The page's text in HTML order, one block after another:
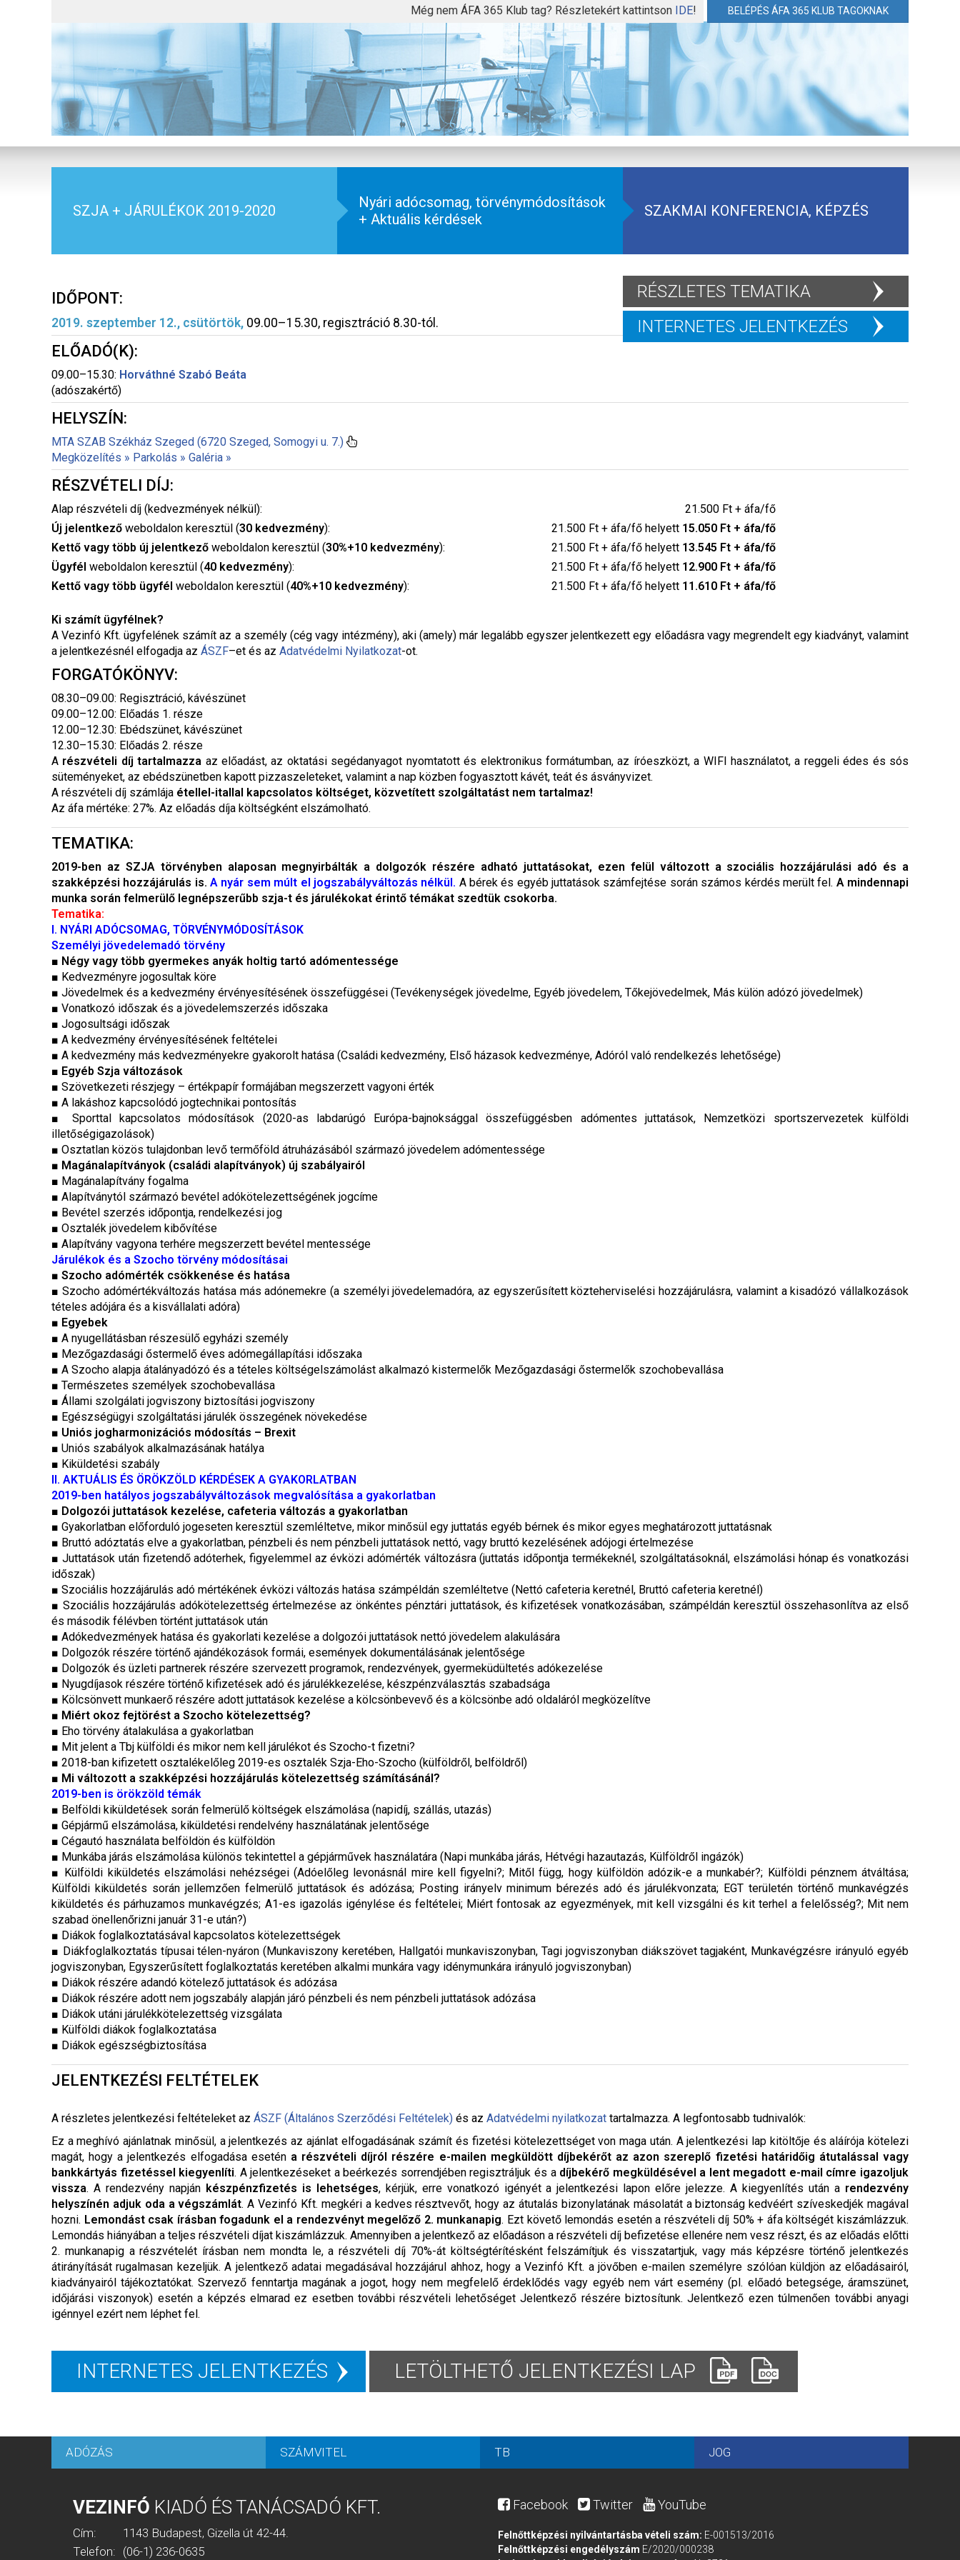
Még nem ÁFA 365 Klub tag? Részletekért kattintson IDE! BELÉPÉS ÁFA 365 KLUB TAGOKNAK
SZJA + JÁRULÉKOK 2019-2020
Nyári adócsomag, törvénymódosítások
+ Aktuális kérdések
SZAKMAI KONFERENCIA, KÉPZÉS
RÉSZLETES TEMATIKA
INTERNETES JELENTKEZÉS
IDŐPONT:
2019. szeptember 12., csütörtök, 09.00–15.30, regisztráció 8.30-tól.
ELŐADÓ(K):
09.00–15.30: Horváthné Szabó Beáta
(adószakértő)
HELYSZÍN:
MTA SZAB Székház Szeged (6720 Szeged, Somogyi u. 7.)
Megközelítés » Parkolás » Galéria »
RÉSZVÉTELI DÍJ:
Alap részvételi díj (kedvezmények nélkül):
21.500 Ft + áfa/fő
Új jelentkező weboldalon keresztül (30 kedvezmény): 21.500 Ft + áfa/fő helyett 15.050 Ft + áfa/fő
Kettő vagy több új jelentkező weboldalon keresztül (30%+10 kedvezmény): 21.500 Ft + áfa/fő helyett 13.545 Ft + áfa/fő
Ügyfél weboldalon keresztül (40 kedvezmény): 21.500 Ft + áfa/fő helyett 12.900 Ft + áfa/fő
Kettő vagy több ügyfél weboldalon keresztül (40%+10 kedvezmény): 21.500 Ft + áfa/fő helyett 11.610 Ft + áfa/fő
Ki számít ügyfélnek?
A Vezinfó Kft. ügyfelének számít az a személy (cég vagy intézmény), aki (amely) már legalább egyszer jelentkezett egy előadásra vagy megrendelt egy kiadványt, valamint
a jelentkezésnél elfogadja az ÁSZF–et és az Adatvédelmi Nyilatkozat-ot.
FORGATÓKÖNYV:
08.30–09.00: Regisztráció, kávészünet
09.00–12.00: Előadás 1. része
12.00–12.30: Ebédszünet, kávészünet
12.30–15.30: Előadás 2. része
A részvételi díj tartalmazza az előadást, az oktatási segédanyagot nyomtatott és elektronikus formátumban, az íróeszközt, a WIFI használatot, a reggeli édes és sós
süteményeket, az ebédszünetben kapott pizzaszeleteket, valamint a nap közben fogyasztott kávét, teát és ásványvizet.
A részvételi díj számlája étellel-itallal kapcsolatos költséget, közvetített szolgáltatást nem tartalmaz!
Az áfa mértéke: 27%. Az előadás díja költségként elszámolható.
TEMATIKA:
2019-ben az SZJA törvényben alaposan megnyirbálták a dolgozók részére adható juttatásokat, ezen felül változott a szociális hozzájárulási adó és a
szakképzési hozzájárulás is.A nyár sem múlt el jogszabályváltozás nélkül. A bérek és egyéb juttatások számfejtése során számos kérdés merült fel. A mindennapi
munka során felmerülő legnépszerűbb szja-t és járulékokat érintő témákat szedtük csokorba.
Tematika:
I. NYÁRI ADÓCSOMAG, TÖRVÉNYMÓDOSÍTÁSOK
Személyi jövedelemadó törvény
■ Négy vagy több gyermekes anyák holtig tartó adómentessége
■ Kedvezményre jogosultak köre
■ Jövedelmek és a kedvezmény érvényesítésének összefüggései (Tevékenységek jövedelme, Egyéb jövedelem, Tőkejövedelmek, Más külön adózó jövedelmek)
■ Vonatkozó időszak és a jövedelemszerzés időszaka
■ Jogosultsági időszak
■ A kedvezmény érvényesítésének feltételei
■ A kedvezmény más kedvezményekre gyakorolt hatása (Családi kedvezmény, Első házasok kedvezménye, Adóról való rendelkezés lehetősége)
■ Egyéb Szja változások
■ Szövetkezeti részjegy – értékpapír formájában megszerzett vagyoni érték
■ A lakáshoz kapcsolódó jogtechnikai pontosítás
■ Sporttal kapcsolatos módosítások (2020-as labdarúgó Európa-bajnoksággal összefüggésben adómentes juttatások, Nemzetközi sportszervezetek külföldi
illetőségigazolások)
■ Osztatlan közös tulajdonban levő termőföld átruházásából származó jövedelem adómentessége
■ Magánalapítványok (családi alapítványok) új szabályairól
■ Magánalapítvány fogalma
■ Alapítványtól származó bevétel adókötelezettségének jogcíme
■ Bevétel szerzés időpontja, rendelkezési jog
■ Osztalék jövedelem kibővítése
■ Alapítvány vagyona terhére megszerzett bevétel mentessége
Járulékok és a Szocho törvény módosításai
■ Szocho adómérték csökkenése és hatása
■ Szocho adómértékváltozás hatása más adónemekre (a személyi jövedelemadóra, az egyszerűsített közteherviselési hozzájárulásra, valamint a kisadózó vállalkozások
tételes adójára és a kisvállalati adóra)
■ Egyebek
■ A nyugellátásban részesülő egyházi személy
■ Mezőgazdasági őstermelő éves adómegállapítási időszaka
■ A Szocho alapja átalányadózó és a tételes költségelszámolást alkalmazó kistermelők Mezőgazdasági őstermelők szochobevallása
■ Természetes személyek szochobevallása
■ Állami szolgálati jogviszony biztosítási jogviszony
■ Egészségügyi szolgáltatási járulék összegének növekedése
■ Uniós jogharmonizációs módosítás – Brexit
■ Uniós szabályok alkalmazásának hatálya
■ Kiküldetési szabály
II. AKTUÁLIS ÉS ÖRÖKZÖLD KÉRDÉSEK A GYAKORLATBAN
2019-ben hatályos jogszabályváltozások megvalósítása a gyakorlatban
■ Dolgozói juttatások kezelése, cafeteria változás a gyakorlatban
■ Gyakorlatban előforduló jogeseten keresztül szemléltetve, mikor minősül egy juttatás egyéb bérnek és mikor egyes meghatározott juttatásnak
■ Bruttó adóztatás elve a gyakorlatban, pénzbeli és nem pénzbeli juttatások nettó, vagy bruttó kezelésének adójogi értelmezése
■ Juttatások után fizetendő adóterhek, figyelemmel az évközi adómérték változásra (juttatás időpontja termékeknél, szolgáltatásoknál, elszámolási hónap és vonatkozási
időszak)
■ Szociális hozzájárulás adó mértékének évközi változás hatása számpéldán szemléltetve (Nettó cafeteria keretnél, Bruttó cafeteria keretnél)
■ Szociális hozzájárulás adókötelezettség értelmezése az önkéntes pénztári juttatások, és kifizetések vonatkozásában, számpéldán keresztül összehasonlítva az első
és második félévben történt juttatások után
■ Adókedvezmények hatása és gyakorlati kezelése a dolgozói juttatások nettó jövedelem alakulására
■ Dolgozók részére történő ajándékozások formái, események dokumentálásának jelentősége
■ Dolgozók és üzleti partnerek részére szervezett programok, rendezvények, gyermeküdültetés adókezelése
■ Nyugdíjasok részére történő kifizetések adó és járulékkezelése, készpénzválasztás szabadsága
■ Kölcsönvett munkaerő részére adott juttatások kezelése a kölcsönbevevő és a kölcsönbe adó oldaláról megközelítve
■ Miért okoz fejtörést a Szocho kötelezettség?
■ Eho törvény átalakulása a gyakorlatban
■ Mit jelent a Tbj külföldi és mikor nem kell járulékot és Szocho-t fizetni?
■ 2018-ban kifizetett osztalékelőleg 2019-es osztalék Szja-Eho-Szocho (külföldről, belföldről)
■ Mi változott a szakképzési hozzájárulás kötelezettség számításánál?
2019-ben is örökzöld témák
■ Belföldi kiküldetések során felmerülő költségek elszámolása (napidíj, szállás, utazás)
■ Gépjármű elszámolása, kiküldetési rendelvény használatának jelentősége
■ Cégautó használata belföldön és külföldön
■ Munkába járás elszámolása különös tekintettel a gépjárművek használatára (Napi munkába járás, Hétvégi hazautazás, Külföldről ingázók)
■ Külföldi kiküldetés elszámolási nehézségei (Adóelőleg levonásnál mire kell figyelni?; Mitől függ, hogy külföldön adózik-e a munkabér?; Külföldi pénznem átváltása;
Külföldi kiküldetés során jellemzően felmerülő juttatások és adózása; Posting irányelv minimum bérezés adó és járulékvonzata; EGT területén történő munkavégzés
kiküldetés és párhuzamos munkavégzés; A1-es igazolás igénylése és feltételei; Miért fontosak az egyezmények, mit kell vizsgálni és kit terhel a felelősség?; Mit nem
szabad önellenőrizni január 31-e után?)
■ Diákok foglalkoztatásával kapcsolatos kötelezettségek
■ Diákfoglalkoztatás típusai télen-nyáron (Munkaviszony keretében, Hallgatói munkaviszonyban, Tagi jogviszonyban diákszövet tagjaként, Munkavégzésre irányuló egyéb
jogviszonyban, Egyszerűsített foglalkoztatás keretében alkalmi munkára vagy idénymunkára irányuló jogviszonyban)
■ Diákok részére adandó kötelező juttatások és adózása
■ Diákok részére adott nem jogszabály alapján járó pénzbeli és nem pénzbeli juttatások adózása
■ Diákok utáni járulékkötelezettség vizsgálata
■ Külföldi diákok foglalkoztatása
■ Diákok egészségbiztosítása
JELENTKEZÉSI FELTÉTELEK
A részletes jelentkezési feltételeket az ÁSZF (Általános Szerződési Feltételek) és az Adatvédelmi nyilatkozat tartalmazza. A legfontosabb tudnivalók:
Ez a meghívó ajánlatnak minősül, a jelentkezés az ajánlat elfogadásának számít és fizetési kötelezettséget von maga után. A jelentkezési lap kitöltője és aláírója kötelezi
magát, hogy a jelentkezés elfogadása esetén a részvételi díjról részére e-mailen megküldött díjbekérőt az azon szereplő fizetési határidőig átutalással vagy
bankkártyás fizetéssel kiegyenlíti. A jelentkezéseket a beérkezés sorrendjében regisztráljuk és a díjbekérő megküldésével a lent megadott e-mail címre igazoljuk
vissza. A rendezvény napján készpénzfizetés is lehetséges, kérjük, erre vonatkozó igényét a jelentkezési lapon előre jelezze. A kiegyenlítés után a rendezvény
helyszínén adjuk oda a végszámlát. A Vezinfó Kft. megkéri a kedves résztvevőt, hogy az átutalás bizonylatának másolatát a biztonság kedvéért szíveskedjék magával
hozni. Lemondást csak írásban fogadunk el a rendezvényt megelőző 2. munkanapig. Ezt követő lemondás esetén a részvételi díj 50% + áfa költségét kiszámlázzuk.
Lemondás hiányában a teljes részvételi díjat kiszámlázzuk. Amennyiben a jelentkező az előadáson a részvételi díj befizetése ellenére nem vesz részt, és az előadás előtti
2. munkanapig a részvételét írásban nem mondta le, a részvételi díj 70%-át költségtérítésként felszámítjuk és visszatartjuk, vagy más képzésre történő jelentkezés
átirányítását rugalmasan kezeljük. A jelentkező adatai megadásával hozzájárul ahhoz, hogy a Vezinfó Kft. a jövőben e-mailen személyre szólóan küldjön az előadásairól,
kiadványairól tájékoztatókat. Szervező fenntartja magának a jogot, hogy nem megfelelő érdeklődés vagy egyéb nem várt esemény (pl. előadó betegsége, áramszünet,
időjárási viszonyok) esetén a képzés elmarad ez esetben további részvételi lehetőséget Jelentkező részére biztosítunk. Jelentkező ezen túlmenően további anyagi
igénnyel ezért nem léphet fel.
INTERNETES JELENTKEZÉS LETÖLTHETŐ JELENTKEZÉSI LAP
ADÓZÁS SZÁMVITEL TB JOG
VEZINFÓ KIADÓ ÉS TANÁCSADÓ KFT.
Cím:
1143 Budapest, Gizella út 42-44.
Telefon: (06-1) 236-0635
Facebook Twitter YouTube
Felnőttképzési nyilvántartásba vételi szám: E-001513/2016
Felnőttképzési engedélyszám E/2020/000238